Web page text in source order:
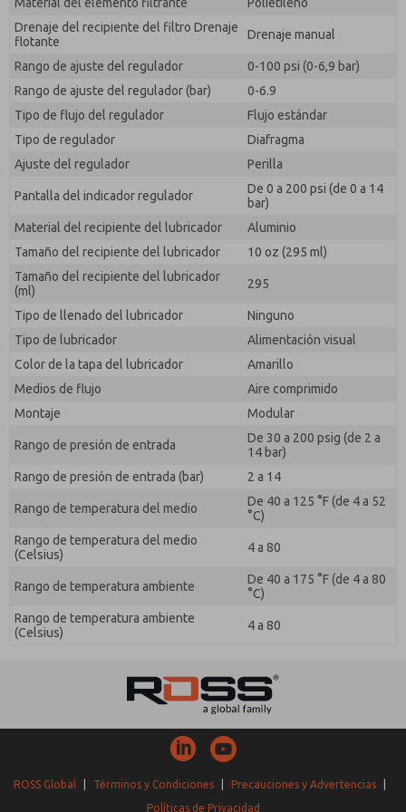
Drenaje del recipiente del filtro Drenaje
flotante
Drenaje manual
Rango de ajuste del regulador
0-100 psi (0-6,9 bar)
Rango de ajuste del regulador (bar)
0-6.9
Tipo de flujo del regulador
Flujo estándar
Tipo de regulador
Diafragma
Ajuste del regulador
Perilla
Pantalla del indicador regulador
De 0 a 200 psi (de 0 a 14
bar)
Material del recipiente del lubricador
Aluminio
Tamaño del recipiente del lubricador
10 oz (295 ml)
Tamaño del recipiente del lubricador
(ml)
295
Tipo de llenado del lubricador
Ninguno
Tipo de lubricador
Alimentación visual
Color de la tapa del lubricador
Amarillo
Medios de flujo
Aire comprimido
Montaje
Modular
Rango de presión de entrada
De 30 a 200 psig (de 2 a
14 bar)
Rango de presión de entrada (bar)
2 a 14
Rango de temperatura del medio
De 40 a 125 °F (de 4 a 52
°C)
Rango de temperatura del medio
(Celsius)
4 a 80
Rango de temperatura ambiente
De 40 a 175 °F (de 4 a 80
°C)
Rango de temperatura ambiente
(Celsius)
4 a 80
ROSS Global Términos y Condiciones Precauciones y Advertencias
Políticas de Privacidad